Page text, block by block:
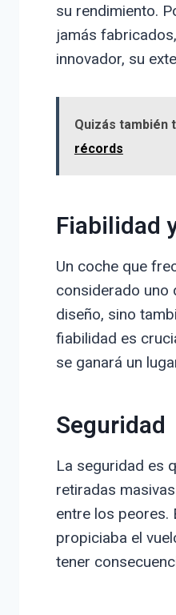
su rendimiento.
jamás
innovador, su
Quizás también
récords
Fiabilidad
Un coche que
considerado uno
diseño, sino
fiabilidad es
se ganará un
Seguridad
La seguridad es
retiradas
entre los peores.
propiciaba el
tener